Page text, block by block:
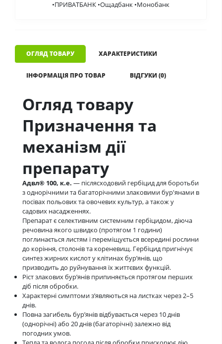
ОГЛЯД ТОВАРУ ХАРАКТЕРИСТИКИ
ІНФОРМАЦІЯ ПРО ТОВАР ВІДГУКИ (0)
Огляд товару
Призначення та
механізм дії
препарату
Адвл® 100, к.е. — післясходовий гербіцид для боротьби
з однорічними та багаторічними злаковими бур'янами в
посівах польових та овочевих культур, а також у
садових насадженнях.
Препарат є селективним системним гербіцидом, діюча
речовина якого швидко (протягом 1 години)
поглинається листям і переміщується всередині рослини
до коріння, столонів та кореневищ. Гербіцид пригнічує
синтез жирних кислот у клітинах бур’янів, що
призводить до руйнування їх життєвих функцій.
Ріст злакових бур’янів припиняється протягом перших
діб після обробки.
Характерні симптоми з’являються на листках через 2–5
днів.
Повна загибель бур’янів відбувається через 10 днів
(однорічні) або 20 днів (багаторічні) залежно від
погодних умов.
•ПРИВАТБАНК •Ощадбанк •Монобанк